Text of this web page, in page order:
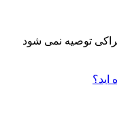
توصیه نمی شود
اید؟